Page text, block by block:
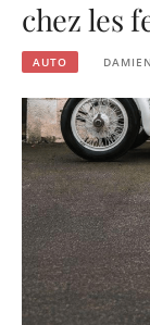
chez les
AUTO DAMIEN